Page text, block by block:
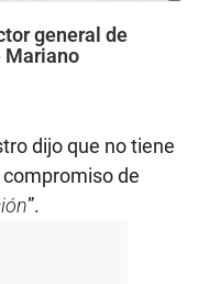
general de
Mariano
dijo que no tiene
compromiso de
”.